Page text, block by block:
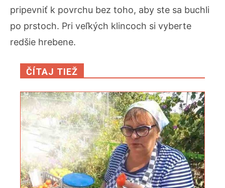
pripevniť k povrchu bez toho, aby ste sa buchli
po prstoch. Pri veľkých klincoch si vyberte
redšie hrebene.
ČÍTAJ TIEŽ